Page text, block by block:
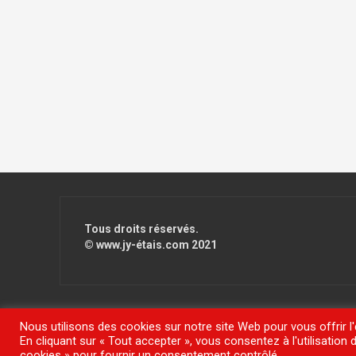
Tous droits réservés.
© www.jy-étais.com 2021
Fièrement propulsé par WordPress|Thème FlyMagpar
Nous utilisons des cookies sur notre site Web pour vous offrir
En cliquant sur « Tout accepter », vous consentez à l'utilisation